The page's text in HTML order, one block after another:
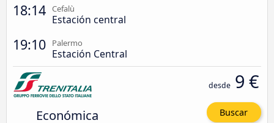
18:14 Cefalù
Estación central
19:10 Palermo
Estación Central
Económica
desde 9 €
Buscar